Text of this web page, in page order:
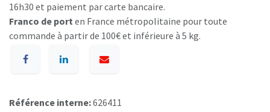
16h30 et paiement par carte bancaire.
Franco de port en France métropolitaine pour toute
commande à partir de 100€ et inférieure à 5 kg.
Référence interne:626411